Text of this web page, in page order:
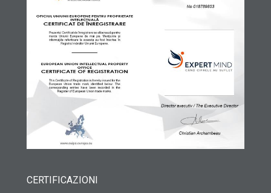
CERTIFICAZIONI